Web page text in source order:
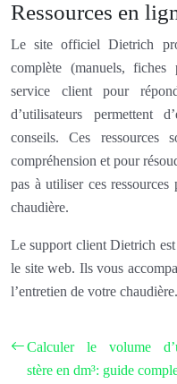
Ressources en
Le site officiel Dietrich
complète (manuels,
service client pour
d’utilisateurs permettent
conseils. Ces ressources
compréhension et pour
pas à utiliser ces
chaudière.
Le support client Dietrich
le site web. Ils vous
l’entretien de votre chaudière.
Calculer le volume
stère en dm³: guide